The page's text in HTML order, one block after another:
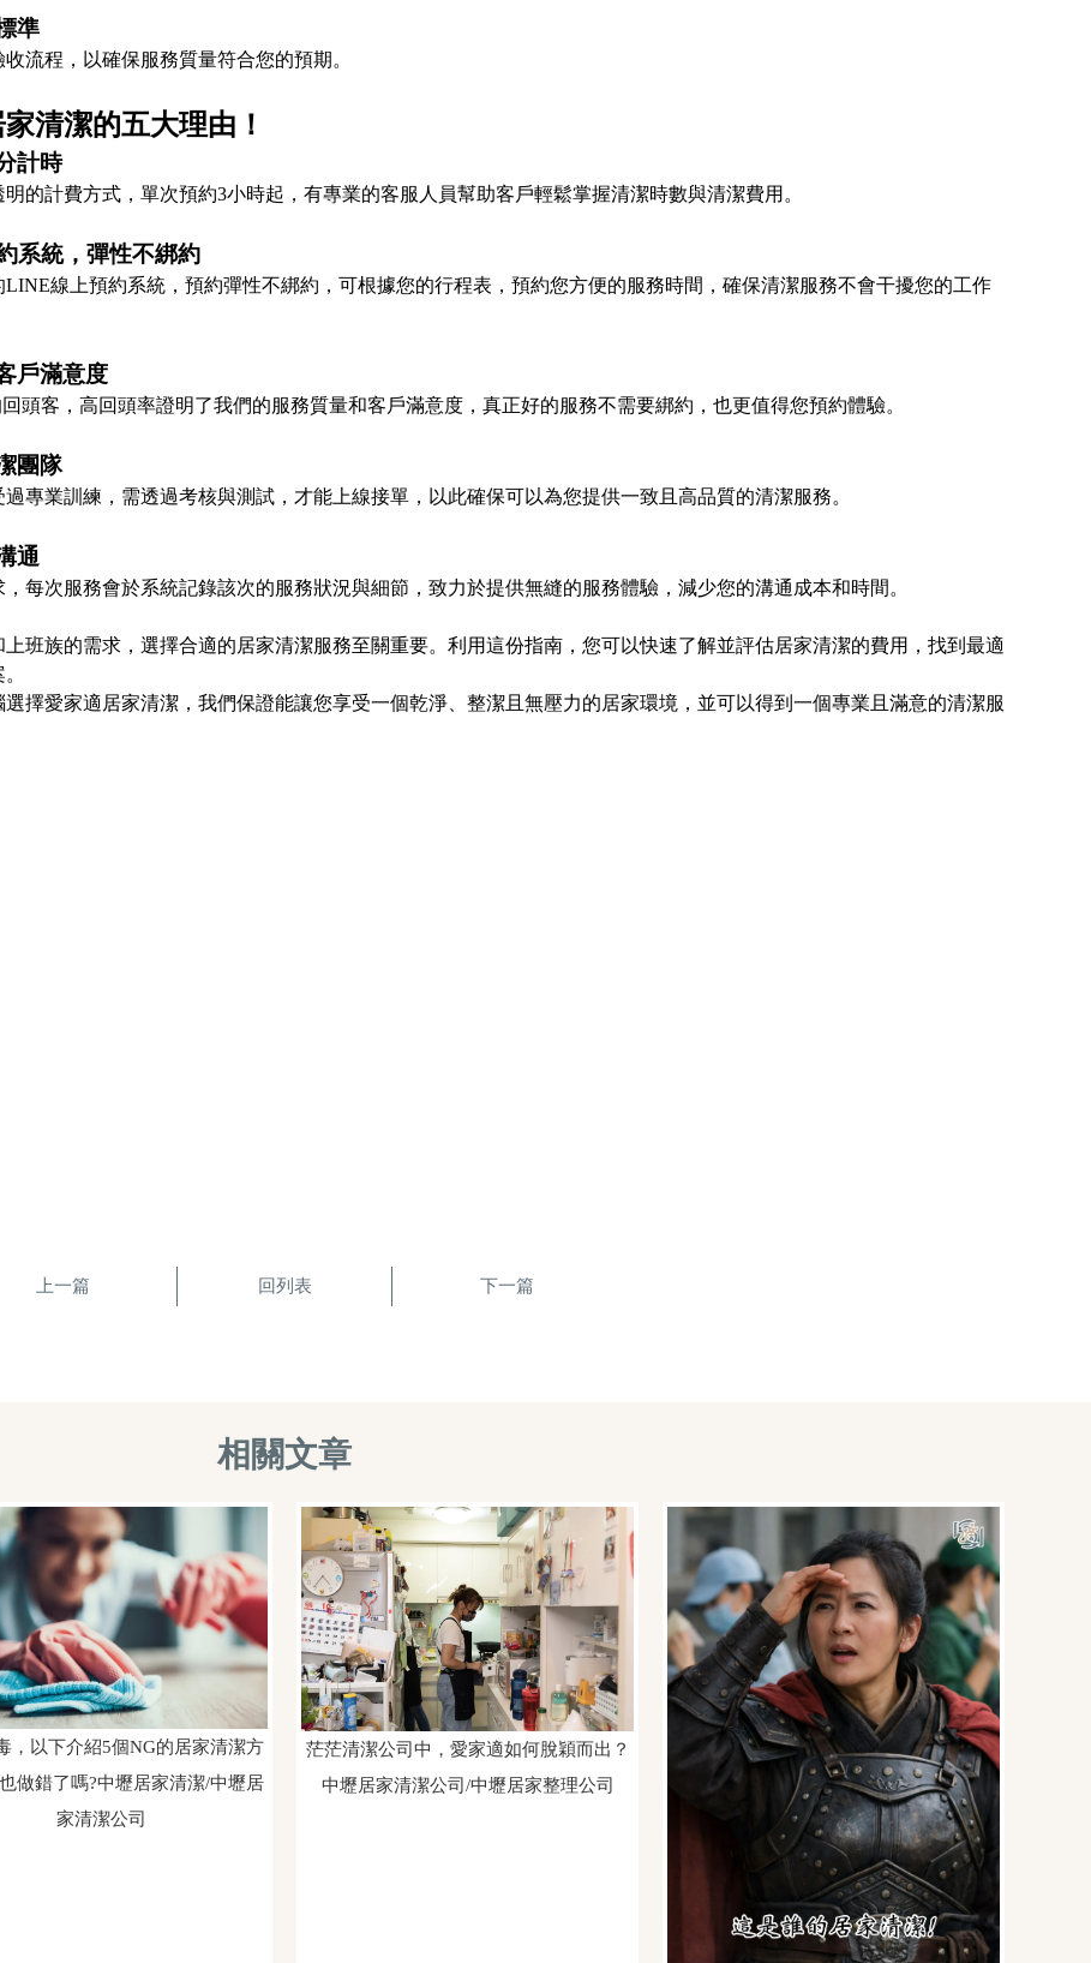
準
流程，以確保服務質量符合您的預期。
清潔的五大理由！
計時
的計費方式，單次預約3小時起，有專業的客服人員幫助客戶輕鬆掌握清潔時數與清潔費用。
系統，彈性不綁約
線上預約系統，預約彈性不綁約，可根據您的行程表，預約您方便的服務時間，確保清潔服務不會干擾您的工作
戶滿意度
頭客，高回頭率證明了我們的服務質量和客戶滿意度，真正好的服務不需要綁約，也更值得您預約體驗。
團隊
專業訓練，需透過考核與測試，才能上線接單，以此確保可以為您提供一致且高品質的清潔服務。
通
每次服務會於系統記錄該次的服務狀況與細節，致力於提供無縫的服務體驗，減少您的溝通成本和時間。
班族的需求，選擇合適的居家清潔服務至關重要。利用這份指南，您可以快速了解並評估居家清潔的費用，找到最適
擇愛家適居家清潔，我們保證能讓您享受一個乾淨、整潔且無壓力的居家環境，並可以得到一個專業且滿意的清潔服
上一篇 回列表 下一篇
，以下介紹5個NG的居家清潔方
做錯了嗎?中壢居家清潔/中壢居
家清潔公司
茫茫清潔公司中，愛家適如何脫穎而出？
中壢居家清潔公司/中壢居家整理公司